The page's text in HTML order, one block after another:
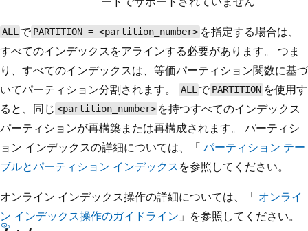
ALL で PARTITION = <partition_number> を指定する場合は、
すべてのインデックスをアラインする必要があります。 つま
り、すべてのインデックスは、等価パーティション関数に基づ
いてパーティション分割されます。
ALL で PARTITION を使用す
ると、同じ <partition_number> を持つすべてのインデックス
パーティションが再構築または再構成されます。 パーティシ
ョン インデックスの詳細については、「 パーティション テー
ブルとパーティション インデックスを参照してください。
オンライン インデックス操作の詳細については、「 オンライ
ン インデックス操作のガイドライン 」を参照してください。